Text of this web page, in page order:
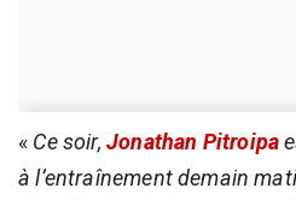
« Ce soir, Jonathan Pitroipa
à l’entraînement demain